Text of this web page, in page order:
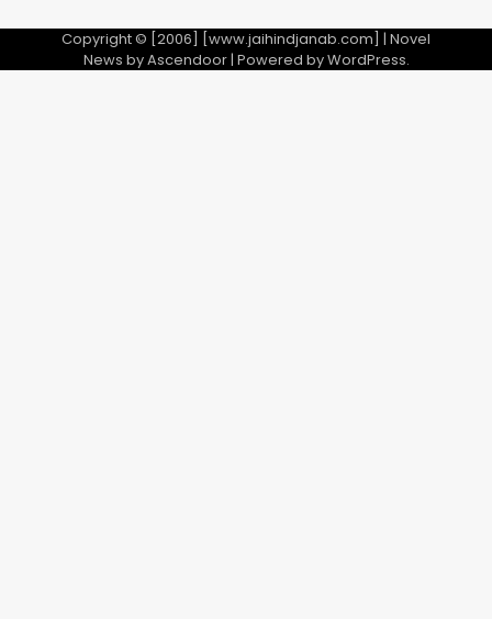
Copyright © [2006] [www.jaihindjanab.com] | Novel
News byAscendoor| Powered byWordPress.